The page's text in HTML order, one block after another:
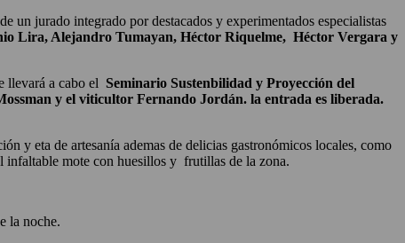
un jurado integrado por destacados y experimentados especialistas
Lira, Alejandro Tumayan, Héctor Riquelme, Héctor Vergara y
llevará a cabo el Seminario Sustenbilidad y Proyección del
y el viticultor Fernando Jordán. la entrada es liberada.
y eta de artesanía ademas de delicias gastronómicos locales, como
infaltable mote con huesillos y frutillas de la zona.
la noche.